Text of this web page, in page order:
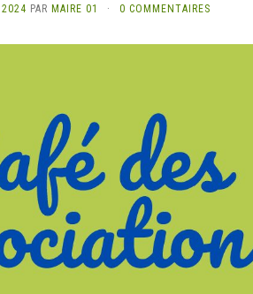
PAR MAIRE 01 · 0 COMMENTAIRES